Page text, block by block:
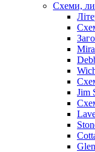
Схеми,
Jim